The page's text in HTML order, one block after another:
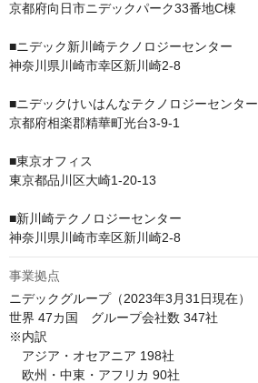
京都府向日市ニデックパーク33番地C棟
■ニデック新川崎テクノロジーセンター
神奈川県川崎市幸区新川崎2-8
■ニデックけいはんなテクノロジーセンター
京都府相楽郡精華町光台3-9-1
■東京オフィス
東京都品川区大崎1-20-13
■新川崎テクノロジーセンター
事業拠点
ニデックグループ（2023年3月31日現在）
世界 47カ国　グループ会社数 347社
※内訳
アジア・オセアニア 198社
欧州・中東・アフリカ 90社